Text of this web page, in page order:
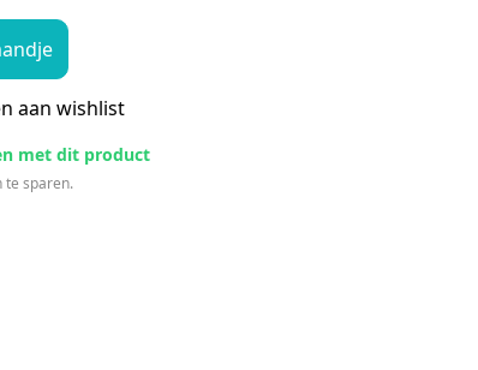
aan wishlist
met dit product
te sparen.